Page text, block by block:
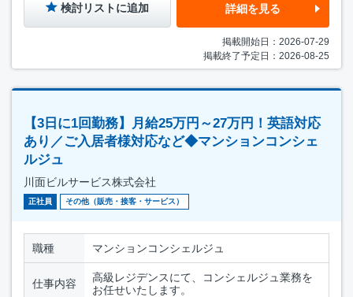
検討リストに追加 詳細を見る
掲載開始日：2026-07-29
掲載終了予定日：2026-08-25
【3日に1回勤務】月給25万円～27万円！英語対応
あり／ご入居者様対応など◆マンションコンシェ
ルジュ
川面ビルサービス株式会社
正社員 その他（販売・接客・サービス）
職種 マンションコンシェルジュ
仕事内容
高級レジデンスにて、コンシェルジュ業務を
お任せいたします。